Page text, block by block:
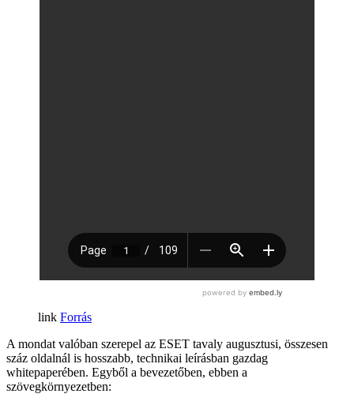
Forrás
A mondat valóban szerepel az ESET tavaly augusztusi, összesen
száz oldalnál is hosszabb, technikai leírásban gazdag
whitepaperében. Egyből a bevezetőben, ebben a
szövegkörnyezetben: